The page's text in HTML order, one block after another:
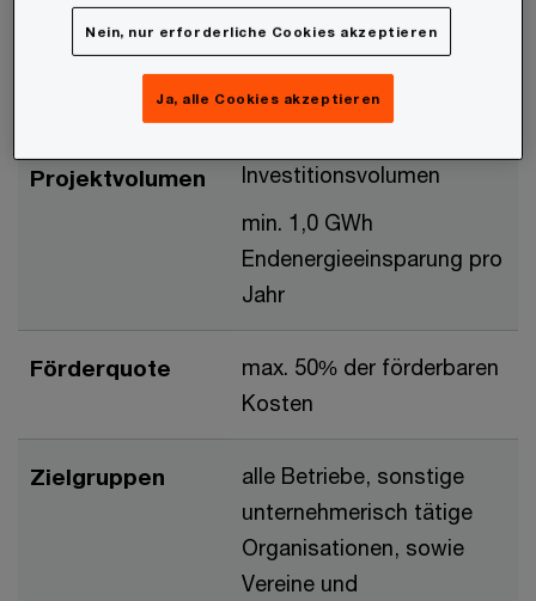
eingesparter Energie pro
Projektvolumen
Investitionsvolumen
min. 1,0 GWh
Endenergieeinsparung pro
Jahr
Förderquote
max. 50% der förderbaren
Kosten
Zielgruppen
alle Betriebe, sonstige
unternehmerisch tätige
Organisationen, sowie
Vereine und
Nein, nur erforderliche Cookies akzeptieren
Ja, alle Cookies akzeptieren